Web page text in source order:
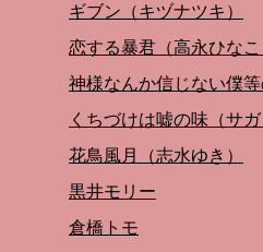
ギブン（キヅナツキ）
恋する暴君（高永ひなこ
神様なんか信じない僕
くちづけは嘘の味（サガ
花鳥風月（志水ゆき）
黒井モリー
倉橋トモ